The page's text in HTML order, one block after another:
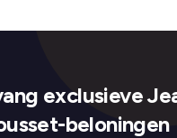
exclusieve
beloningen